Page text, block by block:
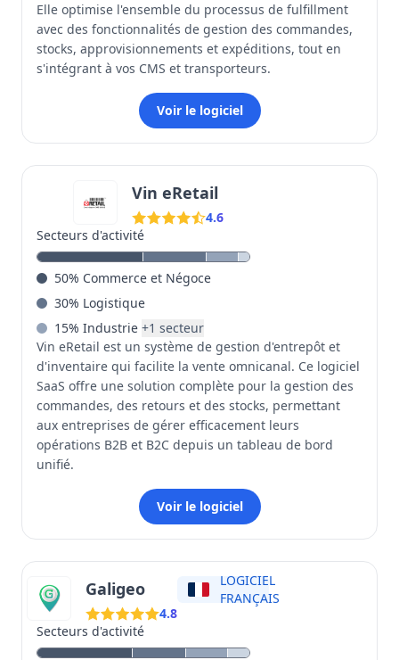
Elle optimise l'ensemble du processus de fulfillment
avec des fonctionnalités de gestion des commandes,
stocks, approvisionnements et expéditions, tout en
s'intégrant à vos CMS et transporteurs.
Voir le logiciel
Vin eRetail
4.6
Secteurs d'activité
50% Commerce et Négoce
30% Logistique
15% Industrie +1 secteur
Vin eRetail est un système de gestion d'entrepôt et
d'inventaire qui facilite la vente omnicanal. Ce logiciel
SaaS offre une solution complète pour la gestion des
commandes, des retours et des stocks, permettant
aux entreprises de gérer efficacement leurs
opérations B2B et B2C depuis un tableau de bord
unifié.
Voir le logiciel
Galigeo
4.8
LOGICIEL
FRANÇAIS
Secteurs d'activité